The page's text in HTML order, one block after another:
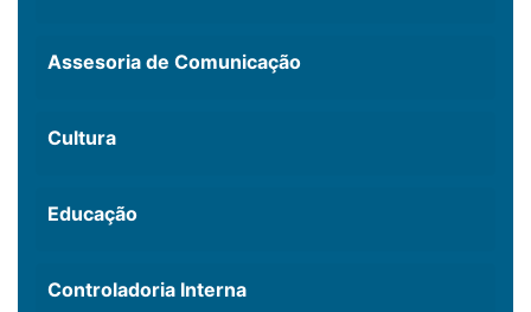
Assesoria de Comunicação
Cultura
Educação
Controladoria Interna